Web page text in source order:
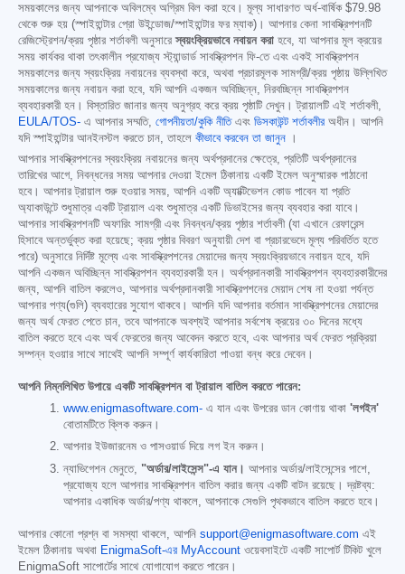
সময়কালের জন্য আপনাকে অবিলম্বে অগ্রিম বিল করা হবে। মূল্য সাধারণত অর্ধ-বার্ষিক $79.98
থেকে শুরু হয় (স্পাইহান্টার প্রো উইন্ডোজ/স্পাইহান্টার ফর ম্যাক)। আপনার কেনা সাবস্ক্রিপশনটি
রেজিস্ট্রেশন/ক্রয় পৃষ্ঠার শর্তাবলী অনুসারেস্বয়ংক্রিয়ভাবে নবায়ন করা হবে, যা আপনার মূল ক্রয়ের
সময় কার্যকর থাকা তৎকালীন প্রযোজ্য স্ট্যান্ডার্ড সাবস্ক্রিপশন ফি-তে এবং একই সাবস্ক্রিপশন
সময়কালের জন্য স্বয়ংক্রিয় নবায়নের ব্যবস্থা করে, অথবা প্রচারমূলক সামগ্রী/ক্রয় পৃষ্ঠায় উল্লিখিত
সময়কালের জন্য নবায়ন করা হবে, যদি আপনি একজন অবিচ্ছিন্ন, নিরবচ্ছিন্ন সাবস্ক্রিপশন
ব্যবহারকারী হন। বিস্তারিত জানার জন্য অনুগ্রহ করে ক্রয় পৃষ্ঠাটি দেখুন। ট্রায়ালটি এই শর্তাবলী,
EULA/TOS- এ আপনার সম্মতি, গোপনীয়তা/কুকি নীতিএবং ডিসকাউন্ট শর্তাবলীর অধীন। আপনি
যদি স্পাইহান্টার আনইনস্টল করতে চান, তাহলে কীভাবে করবেন তা জানুন ।
আপনার সাবস্ক্রিপশনের স্বয়ংক্রিয় নবায়নের জন্য অর্থপ্রদানের ক্ষেত্রে, প্রতিটি অর্থপ্রদানের
তারিখের আগে, নিবন্ধনের সময় আপনার দেওয়া ইমেল ঠিকানায় একটি ইমেল অনুস্মারক পাঠানো
হবে। আপনার ট্রায়াল শুরু হওয়ার সময়, আপনি একটি অ্যাক্টিভেশন কোড পাবেন যা প্রতি
অ্যাকাউন্টে শুধুমাত্র একটি ট্রায়াল এবং শুধুমাত্র একটি ডিভাইসের জন্য ব্যবহার করা যাবে।
আপনার সাবস্ক্রিপশনটি অফারিং সামগ্রী এবং নিবন্ধন/ক্রয় পৃষ্ঠার শর্তাবলী (যা এখানে রেফারেন্স
হিসাবে অন্তর্ভুক্ত করা হয়েছে; ক্রয় পৃষ্ঠার বিবরণ অনুযায়ী দেশ বা প্রচারভেদে মূল্য পরিবর্তিত হতে
পারে) অনুসারে নির্দিষ্ট মূল্যে এবং সাবস্ক্রিপশনের মেয়াদের জন্য স্বয়ংক্রিয়ভাবে নবায়ন হবে, যদি
আপনি একজন অবিচ্ছিন্ন সাবস্ক্রিপশন ব্যবহারকারী হন। অর্থপ্রদানকারী সাবস্ক্রিপশন ব্যবহারকারীদের
জন্য, আপনি বাতিল করলেও, আপনার অর্থপ্রদানকারী সাবস্ক্রিপশনের মেয়াদ শেষ না হওয়া পর্যন্ত
আপনার পণ্য(গুলি) ব্যবহারের সুযোগ থাকবে। আপনি যদি আপনার বর্তমান সাবস্ক্রিপশনের মেয়াদের
জন্য অর্থ ফেরত পেতে চান, তবে আপনাকে অবশ্যই আপনার সর্বশেষ ক্রয়ের ৩০ দিনের মধ্যে
বাতিল করতে হবে এবং অর্থ ফেরতের জন্য আবেদন করতে হবে, এবং আপনার অর্থ ফেরত প্রক্রিয়া
সম্পন্ন হওয়ার সাথে সাথেই আপনি সম্পূর্ণ কার্যকারিতা পাওয়া বন্ধ করে দেবেন।
আপনি নিম্নলিখিত উপায়ে একটি সাবস্ক্রিপশন বা ট্রায়াল বাতিল করতে পারেন:
www.enigmasoftware.com- এ যান এবং উপরের ডান কোণায় থাকা 'লগইন'
বোতামটিতে ক্লিক করুন।
আপনার ইউজারনেম ও পাসওয়ার্ড দিয়ে লগ ইন করুন।
ন্যাভিগেশন মেনুতে, "অর্ডার/লাইসেন্স"-এ যান। আপনার অর্ডার/লাইসেন্সের পাশে,
প্রযোজ্য হলে আপনার সাবস্ক্রিপশন বাতিল করার জন্য একটি বাটন রয়েছে। দ্রষ্টব্য:
আপনার একাধিক অর্ডার/পণ্য থাকলে, আপনাকে সেগুলি পৃথকভাবে বাতিল করতে হবে।
আপনার কোনো প্রশ্ন বা সমস্যা থাকলে, আপনি support@enigmasoftware.com এই
ইমেল ঠিকানায় অথবা EnigmaSoft-এর MyAccount ওয়েবসাইটে একটি সাপোর্ট টিকিট খুলে
EnigmaSoft সাপোর্টের সাথে যোগাযোগ করতে পারেন।